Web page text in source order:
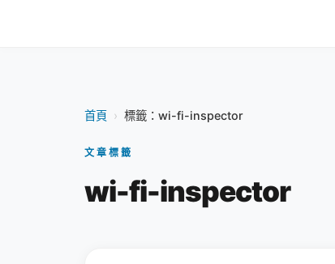
首頁 › 標籤：wi-fi-inspector
文章標籤
wi-fi-inspector